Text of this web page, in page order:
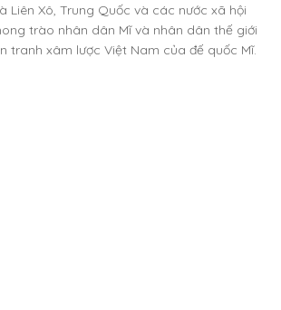
Liên Xô, Trung Quốc và các nước xã hội
trào nhân dân Mĩ và nhân dân thế giới
tranh xâm lược Việt Nam của đế quốc Mĩ.